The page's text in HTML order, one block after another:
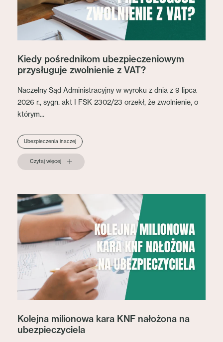
Kiedy pośrednikom ubezpieczeniowym
przysługuje zwolnienie z VAT?
Naczelny Sąd Administracyjny w wyroku z dnia z 9 lipca
2026 r., sygn. akt I FSK 2302/23 orzekł, że zwolnienie, o
którym...
Ubezpieczenia inaczej
Czytaj więcej
Kolejna milionowa kara KNF nałożona na
ubezpieczyciela